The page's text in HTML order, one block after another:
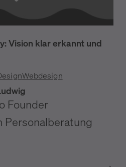
Vision klar erkannt und
Webdesign
Founder
Personalberatung